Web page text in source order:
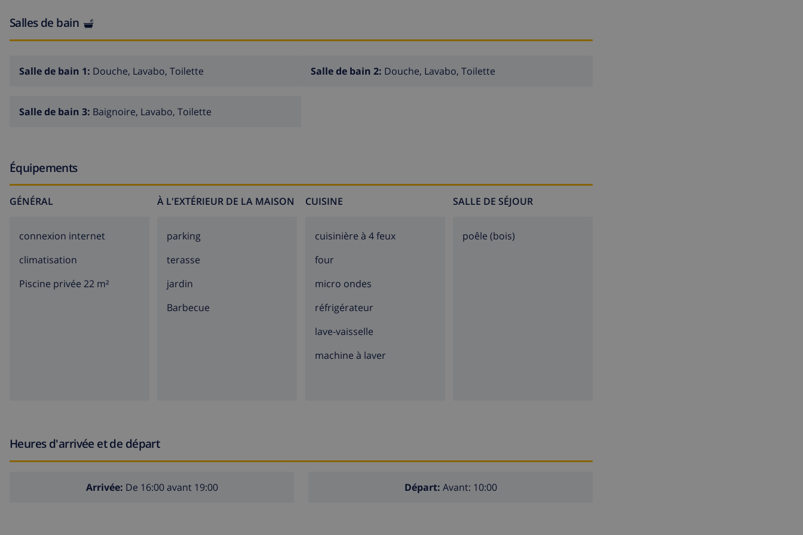
Salles de bain
Salle de bain 1: Douche, Lavabo, Toilette Salle de bain 2: Douche, Lavabo, Toilette
Salle de bain 3: Baignoire, Lavabo, Toilette
Équipements
GÉNÉRAL
connexion internet
climatisation
Piscine privée 22 m²
À L'EXTÉRIEUR DE LA MAISON
parking
terasse
jardin
barbecue
CUISINE
cuisinière à 4 feux
four
micro ondes
réfrigérateur
lave-vaisselle
machine à laver
SALLE DE SÉJOUR
poêle (bois)
Heures d'arrivée et de départ
Arrivée: De 16:00 avant 19:00 Départ: Avant: 10:00